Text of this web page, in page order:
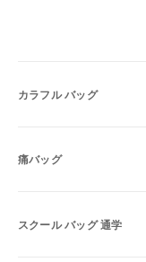
カラフル バッグ
痛バッグ
スクール バッグ 通学